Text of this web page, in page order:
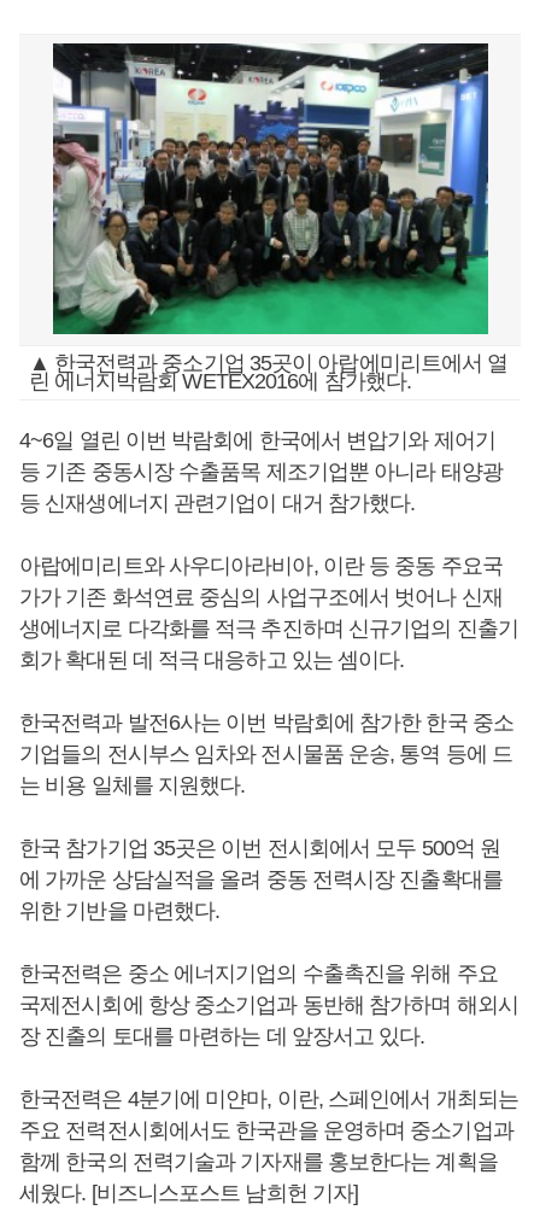
▲ 한국전력과 중소기업 35곳이 아랍에미리트에서 열
린 에너지박람회 WETEX2016에 참가했다.
4~6일 열린 이번 박람회에 한국에서 변압기와 제어기
등 기존 중동시장 수출품목 제조기업뿐 아니라 태양광
등 신재생에너지 관련기업이 대거 참가했다.
아랍에미리트와 사우디아라비아, 이란 등 중동 주요국
가가 기존 화석연료 중심의 사업구조에서 벗어나 신재
생에너지로 다각화를 적극 추진하며 신규기업의 진출기
회가 확대된 데 적극 대응하고 있는 셈이다.
한국전력과 발전6사는 이번 박람회에 참가한 한국 중소
기업들의 전시부스 임차와 전시물품 운송, 통역 등에 드
는 비용 일체를 지원했다.
한국 참가기업 35곳은 이번 전시회에서 모두 500억 원
에 가까운 상담실적을 올려 중동 전력시장 진출확대를
위한 기반을 마련했다.
한국전력은 중소 에너지기업의 수출촉진을 위해 주요
국제전시회에 항상 중소기업과 동반해 참가하며 해외시
장 진출의 토대를 마련하는 데 앞장서고 있다.
한국전력은 4분기에 미얀마, 이란, 스페인에서 개최되는
주요 전력전시회에서도 한국관을 운영하며 중소기업과
함께 한국의 전력기술과 기자재를 홍보한다는 계획을
세웠다. [비즈니스포스트 남희헌 기자]